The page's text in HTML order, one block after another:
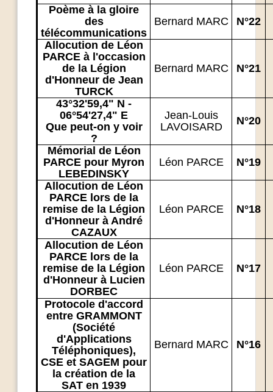
Poème à la gloire
des
télécommunications
Bernard MARC N°22
Allocution de Léon
PARCE à l'occasion
de la Légion
d'Honneur de Jean
TURCK
Bernard MARC N°21
43°32'59,4" N -
06°54'27,4" E
Que peut-on y voir
?
Jean-Louis
LAVOISARD
N°20
Mémorial de Léon
PARCE pour Myron
LEBEDINSKY
Léon PARCE N°19
Allocution de Léon
PARCE lors de la
remise de la Légion
d'Honneur à André
CAZAUX
Léon PARCE N°18
Allocution de Léon
PARCE lors de la
remise de la Légion
d'Honneur à Lucien
DORBEC
Léon PARCE N°17
Protocole d'accord
entre GRAMMONT
(Société
d'Applications
Téléphoniques),
CSE et SAGEM pour
la création de la
SAT en 1939
Bernard MARC N°16